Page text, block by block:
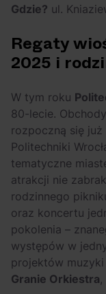
Gdzie? ul.
Regaty
2025 i
W tym roku
80-lecie.
rozpoczną się już
Politechniki
tematyczne
atrakcji nie
rodzinnego
oraz koncertu
pokolenia –
występów w
projektów
Granie Orkiestra,